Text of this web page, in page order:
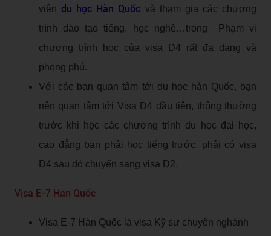
viên du học Hàn Quốc và tham gia các chương
trình đào tạo tiếng, học nghề…trong Phạm vi
chương trình học của visa D4 rất đa dạng và
phong phú.
Với các bạn quan tâm tới du học hàn Quốc, bạn
nên quan tâm tới Visa D4 đầu tiên, thông thường
trước khi học các chương trình du học đại học,
cao đẳng bạn phải học tiếng trước, phải có visa
D4 sau đó chuyển sang visa D2.
Visa E-7 Hàn Quốc
Visa E-7 Hàn Quốc là visa Kỹ sư chuyên nghành –